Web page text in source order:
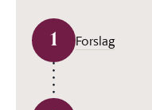
1 Forslag